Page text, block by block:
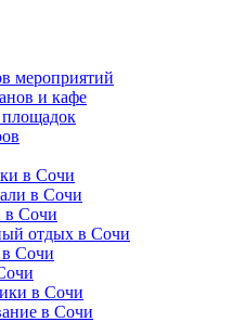
мероприятий
и кафе
в Сочи
в Сочи
в Сочи
отдых в Сочи
в Сочи
в Сочи
в Сочи